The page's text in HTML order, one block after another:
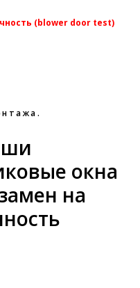
(blower door test)
окна
на